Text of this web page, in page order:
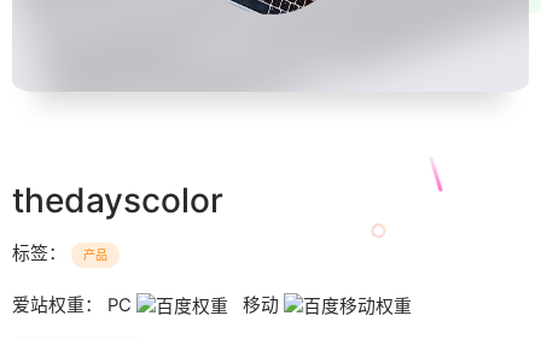
thedayscolor
标签： 产品
爱站权重： PC 移动